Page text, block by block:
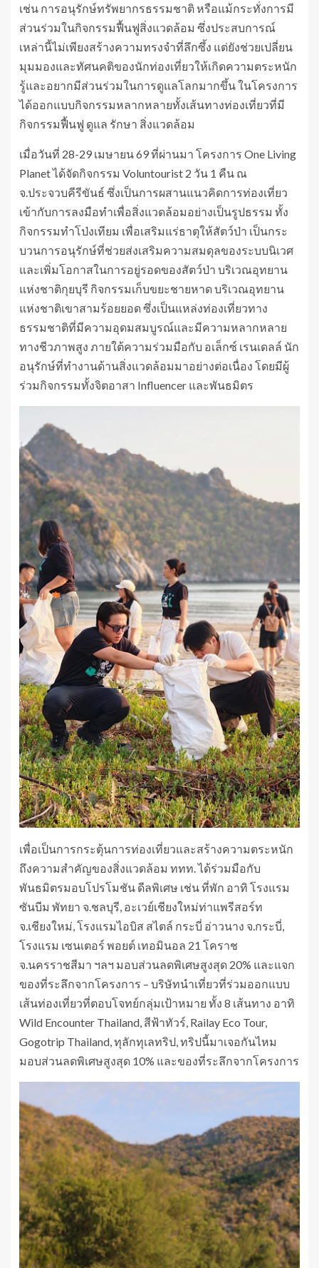
เช่น การอนุรักษ์ทรัพยากรธรรมชาติ หรือแม้กระทั่งการมี
ส่วนร่วมในกิจกรรมฟื้นฟูสิ่งแวดล้อม ซึ่งประสบการณ์
เหล่านี้ไม่เพียงสร้างความทรงจำที่ลึกซึ้ง แต่ยังช่วยเปลี่ยน
มุมมองและทัศนคติของนักท่องเที่ยวให้เกิดความตระหนัก
รู้และอยากมีส่วนร่วมในการดูแลโลกมากขึ้น ในโครงการ
ได้ออกแบบกิจกรรมหลากหลายทั้งเส้นทางท่องเที่ยวที่มี
กิจกรรมฟื้นฟู ดูแล รักษา สิ่งแวดล้อม
เมื่อวันที่ 28-29 เมษายน 69 ที่ผ่านมา โครงการ One Living
Planet ได้จัดกิจกรรม Voluntourist 2 วัน 1 คืน ณ
จ.ประจวบคีรีขันธ์ ซึ่งเป็นการผสานแนวคิดการท่องเที่ยว
เข้ากับการลงมือทำเพื่อสิ่งแวดล้อมอย่างเป็นรูปธรรม ทั้ง
กิจกรรมทำโป่งเทียม เพื่อเสริมแร่ธาตุให้สัตว์ป่า เป็นกระ
บวนการอนุรักษ์ที่ช่วยส่งเสริมความสมดุลของระบบนิเวศ
และเพิ่มโอกาสในการอยู่รอดของสัตว์ป่า บริเวณอุทยาน
แห่งชาติกุยบุรี กิจกรรมเก็บขยะชายหาด บริเวณอุทยาน
แห่งชาติเขาสามร้อยยอด ซึ่งเป็นแหล่งท่องเที่ยวทาง
ธรรมชาติที่มีความอุดมสมบูรณ์และมีความหลากหลาย
ทางชีวภาพสูง ภายใต้ความร่วมมือกับ อเล็กซ์ เรนเดลล์ นัก
อนุรักษ์ที่ทำงานด้านสิ่งแวดล้อมมาอย่างต่อเนื่อง โดยมีผู้
ร่วมกิจกรรมทั้งจิตอาสา Influencer และพันธมิตร
เพื่อเป็นการกระตุ้นการท่องเที่ยวและสร้างความตระหนัก
ถึงความสำคัญของสิ่งแวดล้อม ททท. ได้ร่วมมือกับ
พันธมิตรมอบโปรโมชัน ดีลพิเศษ เช่น ที่พัก อาทิ โรงแรม
ซันบีม พัทยา จ.ชลบุรี, อะเวย์เชียงใหม่ท่าแพรีสอร์ท
จ.เชียงใหม่, โรงแรมไอบิส สไตล์ กระบี่ อ่าวนาง จ.กระบี่,
โรงแรม เซนเตอร์ พอยต์ เทอมินอล 21 โคราช
จ.นครราชสีมา ฯลฯ มอบส่วนลดพิเศษสูงสุด 20% และแจก
ของที่ระลึกจากโครงการ – บริษัทนำเที่ยวที่ร่วมออกแบบ
เส้นท่องเที่ยวที่ตอบโจทย์กลุ่มเป้าหมาย ทั้ง 8 เส้นทาง อาทิ
Wild Encounter Thailand, สีฟ้าทัวร์, Railay Eco Tour,
Gogotrip Thailand, ทุลักทุเลทริป, ทริปนี้มาเจอกันไหม
มอบส่วนลดพิเศษสูงสุด 10% และของที่ระลึกจากโครงการ